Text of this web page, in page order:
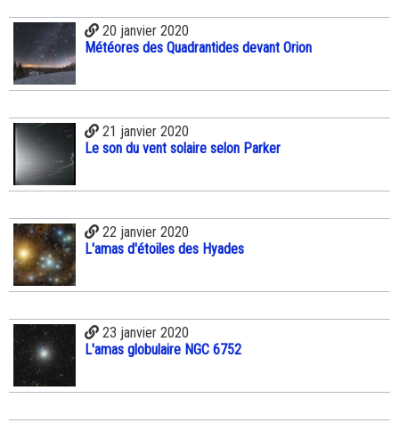
20 janvier 2020
Météores des Quadrantides devant Orion
21 janvier 2020
Le son du vent solaire selon Parker
22 janvier 2020
L'amas d'étoiles des Hyades
23 janvier 2020
L'amas globulaire NGC 6752